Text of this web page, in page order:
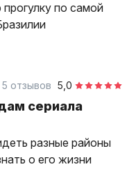
по самой
5,0
5 отзывов
сериала
разные районы
о его жизни